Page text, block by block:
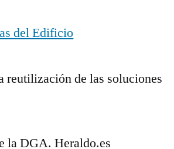
reutilización de las soluciones
la DGA. Heraldo.es